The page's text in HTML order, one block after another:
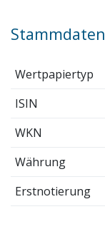
Stammdaten
Wertpapiertyp
ISIN
WKN
Währung
Erstnotierung